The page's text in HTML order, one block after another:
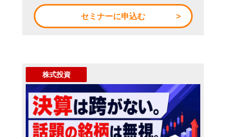
セミナーに申込む
株式投資